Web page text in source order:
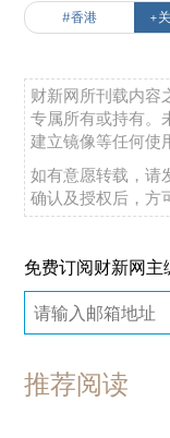
#香港 +
财新网所刊载内容
专属所有或持有。
建立镜像等任何使
如有意愿转载，请
确认及授权后，方
免费订阅财新网主
推荐阅读